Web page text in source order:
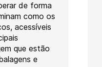
de forma
como os
acessíveis
que estão
e